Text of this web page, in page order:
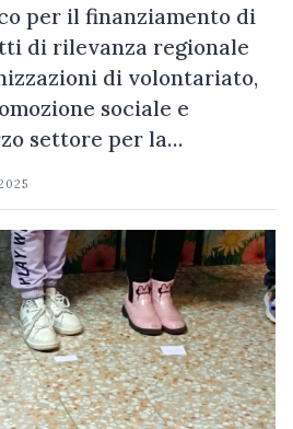
per il finanziamento di
di rilevanza regionale
di volontariato,
sociale e
settore per la…